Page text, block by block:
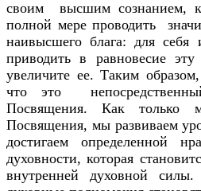
своим высшим сознанием,
полной мере проводить
наивысшего блага: для
приводить в равновесие
увеличите ее. Таким
что это
Посвящения. Как только
Посвящения, мы развиваем
достигаем определенной
духовности, которая
внутренней духовной